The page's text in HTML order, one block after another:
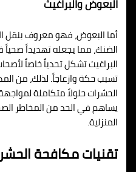
البعوض والبراغيث
أما البعوض، فهو معروف بنقل
الضنك، مما يجعله تهديداً صحياً
البراغيث تشكل تحدياً خاصاً
تسبب حكة وازعاجاً. لذلك، من
الحشرات حلولاً متكاملة
يساهم في الحد من المخاطر
المنزلية.
تقنيات مكافحة